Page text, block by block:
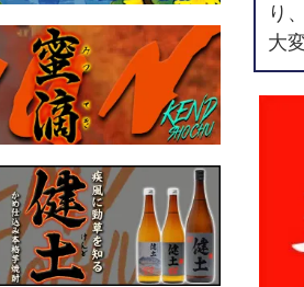
り
大